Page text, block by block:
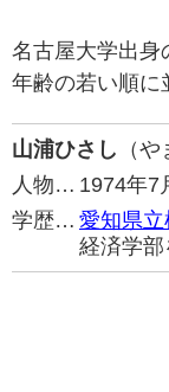
名古屋大学出身
年齢の若い順に
山浦ひさし （
人物… 1974年7
学歴… 愛知県
経済学部